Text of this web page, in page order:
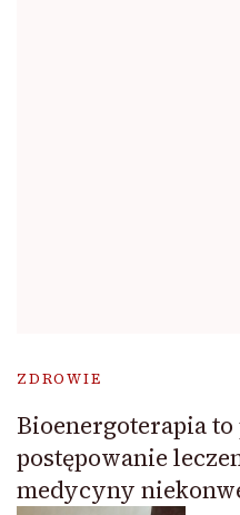
ZDROWIE
Bioenergoterapia
postępowanie
medycyny